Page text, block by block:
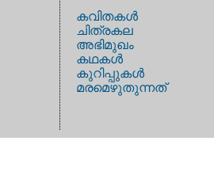
കവിതകള്‍
ചിത്രകല
അഭിമുഖം
കഥകള്‍
കുറിപ്പുകള്‍
മരമെഴുതുന്നത്